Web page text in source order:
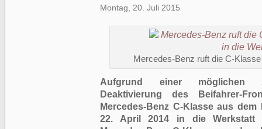
Montag, 20. Juli 2015
Mercedes-Benz ruft die C-
Aufgrund einer möglichen
Deaktivierung des Beifahrer-
Mercedes-Benz C-Klasse aus
22. April 2014 in die Werkstatt